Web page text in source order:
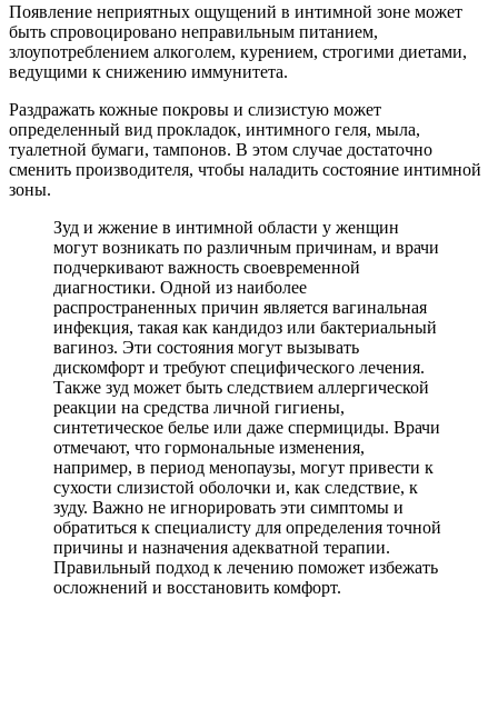
Появление неприятных ощущений в интимной зоне может
быть спровоцировано неправильным питанием,
злоупотреблением алкоголем, курением, строгими диетами,
ведущими к снижению иммунитета.
Раздражать кожные покровы и слизистую может
определенный вид прокладок, интимного геля, мыла,
туалетной бумаги, тампонов. В этом случае достаточно
сменить производителя, чтобы наладить состояние интимной
зоны.
Зуд и жжение в интимной области у женщин
могут возникать по различным причинам, и врачи
подчеркивают важность своевременной
диагностики. Одной из наиболее
распространенных причин является вагинальная
инфекция, такая как кандидоз или бактериальный
вагиноз. Эти состояния могут вызывать
дискомфорт и требуют специфического лечения.
Также зуд может быть следствием аллергической
реакции на средства личной гигиены,
синтетическое белье или даже спермициды. Врачи
отмечают, что гормональные изменения,
например, в период менопаузы, могут привести к
сухости слизистой оболочки и, как следствие, к
зуду. Важно не игнорировать эти симптомы и
обратиться к специалисту для определения точной
причины и назначения адекватной терапии.
Правильный подход к лечению поможет избежать
осложнений и восстановить комфорт.